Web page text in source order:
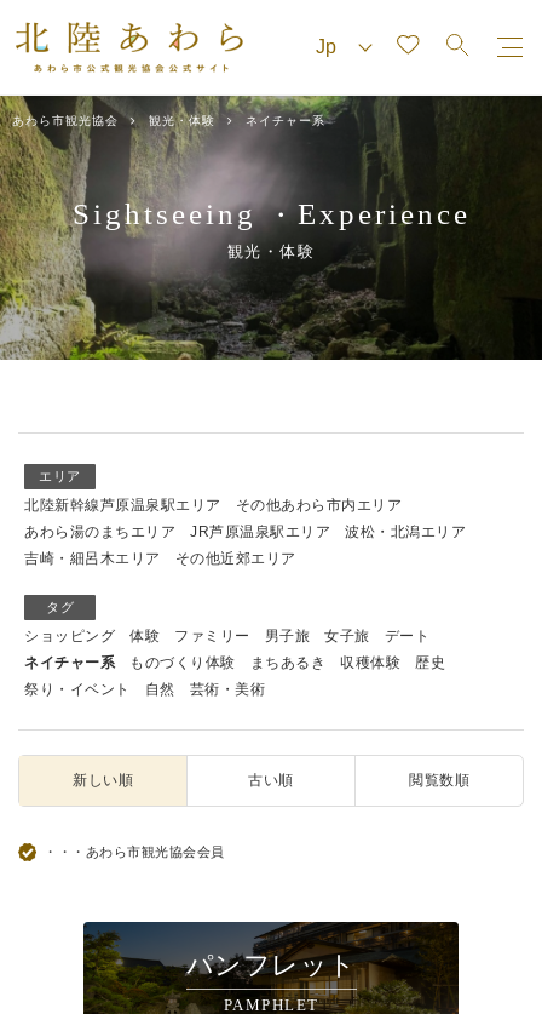
あわら市観光協会 観光・体験 ネイチャー系
Sightseeing・ Experience
観光・体験
エリア
北陸新幹線芦原温泉駅エリア
その他あわら市内エリア
あわら湯のまちエリア
JR芦原温泉駅エリア
波松・北潟エリア
吉崎・細呂木エリア
その他近郊エリア
タグ
ショッピング 体験 ファミリー 男子旅 女子旅
デート
ネイチャー系
ものづくり体験 まちあるき 収穫体験
歴史
祭り・イベント
自然 芸術・美術
新しい順 古い順 閲覧数順
・・・あわら市観光協会会員
パンフレット
PAMPHLET